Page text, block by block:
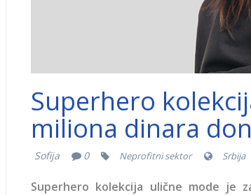
Superhero
miliona dinara
Sofija 0 Neprofitni sektor Srbija
Superhero kolekcija ulične mode je